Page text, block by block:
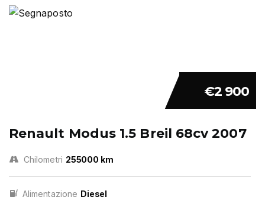
€2 900
Renault Modus 1.5 Breil 68cv 2007
Chilometri 255000 km
Alimentazione Diesel